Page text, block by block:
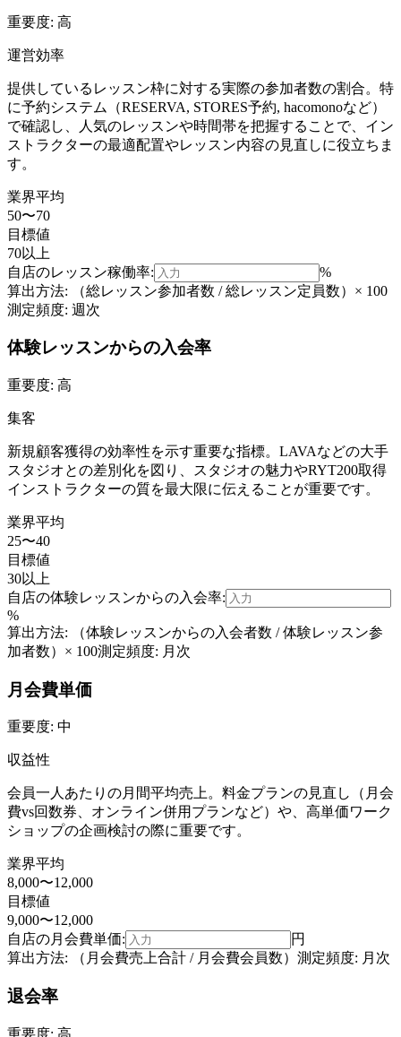
重要度: 高
運営効率
提供しているレッスン枠に対する実際の参加者数の割合。特
に予約システム（RESERVA, STORES予約, hacomonoなど）
で確認し、人気のレッスンや時間帯を把握することで、イン
ストラクターの最適配置やレッスン内容の見直しに役立ちま
す。
業界平均
50〜70
目標値
70以上
自店のレッスン稼働率:
%
算出方法:
（総レッスン参加者数 / 総レッスン定員数）× 100
測定頻度: 週次
体験レッスンからの入会率
重要度: 高
集客
新規顧客獲得の効率性を示す重要な指標。LAVAなどの大手
スタジオとの差別化を図り、スタジオの魅力やRYT200取得
インストラクターの質を最大限に伝えることが重要です。
業界平均
25〜40
目標値
30以上
自店の体験レッスンからの入会率:
%
算出方法:
（体験レッスンからの入会者数 / 体験レッスン参
加者数）× 100測定頻度: 月次
月会費単価
重要度: 中
収益性
会員一人あたりの月間平均売上。料金プランの見直し（月会
費vs回数券、オンライン併用プランなど）や、高単価ワーク
ショップの企画検討の際に重要です。
業界平均
8,000〜12,000
目標値
9,000〜12,000
自店の月会費単価:
円
算出方法:
（月会費売上合計 / 月会費会員数） 測定頻度: 月次
退会率
重要度: 高